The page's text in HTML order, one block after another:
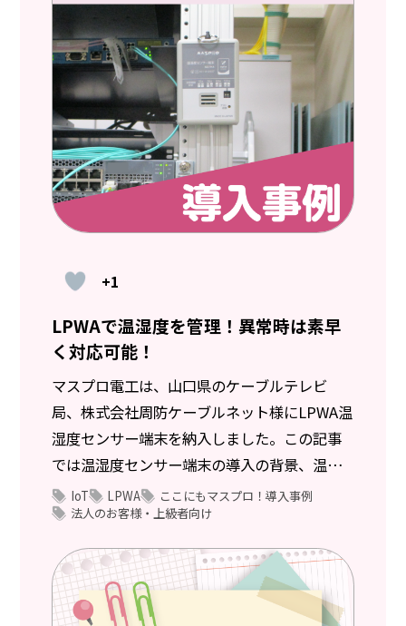
+1
LPWAで温湿度を管理！異常時は素早
く対応可能！
マスプロ電工は、山口県のケーブルテレビ
局、株式会社周防ケーブルネット様にLPWA温
湿度センサー端末を納入しました。この記事
では温湿度センサー端末の導入の背景、温湿
度センサー端末の特長、効果についてご紹介
します。
IoT LPWA
ここにもマスプロ！導入事例
法人のお客様・上級者向け